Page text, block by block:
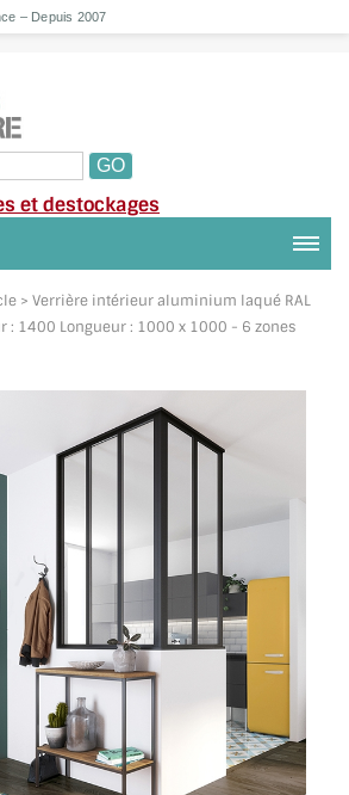
– Depuis 2007
et destockages
CONNECTER
AU M2
UTILISATION
NOUVEAUTÉS
BROSSÉ
AMBIANCE BRASSERIE
> Verrière intérieur aluminium laqué RAL
: 1400 Longueur : 1000 x 1000 - 6 zones